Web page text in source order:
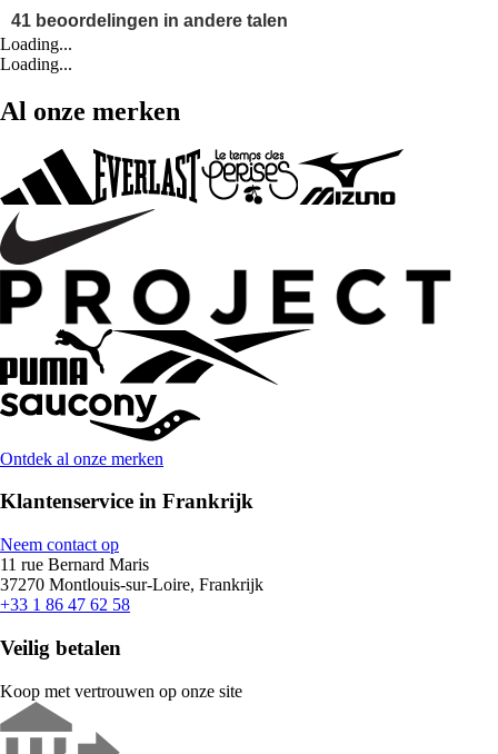
Loading...
Loading...
Al onze merken
Ontdek al onze merken
Klantenservice in Frankrijk
Neem contact op
11 rue Bernard Maris
37270 Montlouis-sur-Loire, Frankrijk
+33 1 86 47 62 58
Veilig betalen
Koop met vertrouwen op onze site